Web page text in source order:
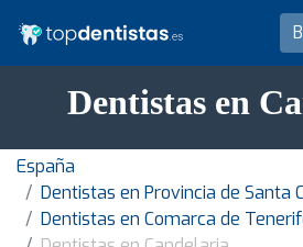
Dentistas en
España
Dentistas en Provincia de Santa
Dentistas en Comarca de